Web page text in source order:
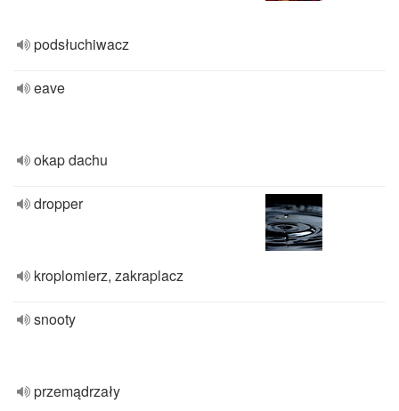
podsłuchiwacz
eave
okap dachu
dropper
kroplomierz, zakraplacz
snooty
przemądrzały